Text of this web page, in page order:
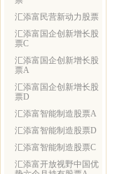
汇添富民营新动力股票
汇添富国企创新增长股
票C
汇添富国企创新增长股
票A
汇添富国企创新增长股
票D
汇添富智能制造股票A
汇添富智能制造股票D
汇添富智能制造股票C
汇添富开放视野中国优